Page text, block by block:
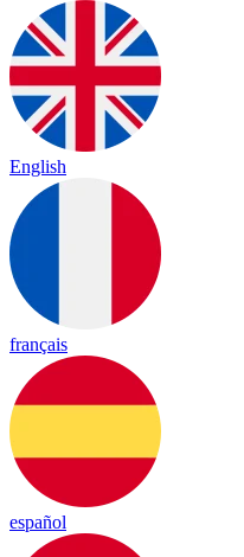
English
français
español